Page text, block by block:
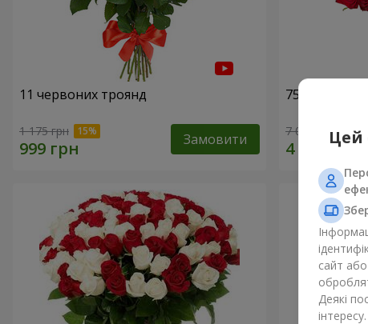
11 червоних троянд
1 175 грн Замовити
75 червоних
7 084 грнЦей
сайт
Деякі